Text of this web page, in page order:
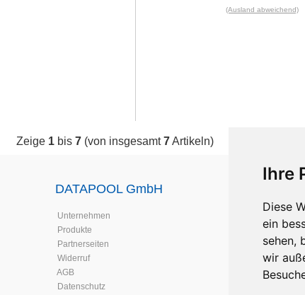
Ihre
Diese
ein
sehen,
wir
(Ausland abweichend)
Zeige 1 bis 7 (von insgesamt7Artikeln)
DATAPOOL GmbH
Unternehmen
Produkte
Partnerseiten
Widerruf
AGB
Datenschutz
Scanner
Scanner vor
Scanner
Scanner